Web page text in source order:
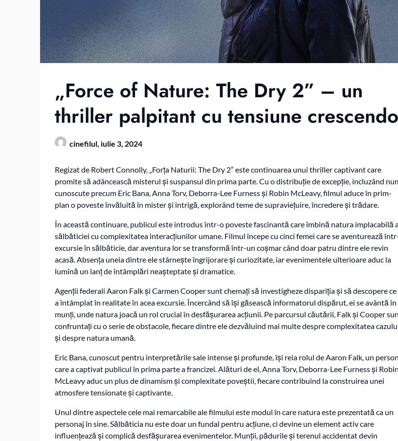
„Force of Nature: The Dry 2” – un
thriller palpitant cu tensiune crescendo
cinefilul, iulie 3, 2024
Regizat de Robert Connolly, „Forța Naturii: The Dry 2” este continuarea unui thriller captivant care
promite să adâncească misterul și suspansul din prima parte. Cu o distribuție de excepție, incluzând
cunoscute precum Eric Bana, Anna Torv, Deborra-Lee Furness și Robin McLeavy, filmul aduce în prim-
plan o poveste învăluită în mister și intrigă, explorând teme de supraviețuire, încredere și trădare.
În această continuare, publicul este introdus într-o poveste fascinantă care îmbină natura implacabilă
sălbăticiei cu complexitatea interacțiunilor umane. Filmul începe cu cinci femei care se aventurează
excursie în sălbăticie, dar aventura lor se transformă într-un coșmar când doar patru dintre ele revin
acasă. Absența uneia dintre ele stârnește îngrijorare și curiozitate, iar evenimentele ulterioare aduc la
lumină un lanț de întâmplări neașteptate și dramatice.
Agenții federali Aaron Falk și Carmen Cooper sunt chemați să investigheze dispariția și să descopere ce
a întâmplat în realitate în acea excursie. Încercând să își găsească informatorul dispărut, ei se avântă în
munți, unde natura joacă un rol crucial în desfășurarea acțiunii. Pe parcursul căutării, Falk și Cooper
confruntați cu o serie de obstacole, fiecare dintre ele dezvăluind mai multe despre complexitatea
și despre natura umană.
Eric Bana, cunoscut pentru interpretările sale intense și profunde, își reia rolul de Aaron Falk, un
care a captivat publicul în prima parte a francizei. Alături de el, Anna Torv, Deborra-Lee Furness și Robin
McLeavy aduc un plus de dinamism și complexitate poveștii, fiecare contribuind la construirea unei
atmosfere tensionate și captivante.
Unul dintre aspectele cele mai remarcabile ale filmului este modul în care natura este prezentată ca un
personaj în sine. Sălbăticia nu este doar un fundal pentru acțiune, ci devine un element activ care
influențează și complică desfășurarea evenimentelor. Munții, pădurile și terenul accidentat devin